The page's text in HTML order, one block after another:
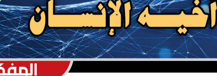
مصرع وإصابة المئات من مرتزقة العدو
السعودي وتدمير وإحراق عدد كبير من
معسكرات وتحشيدات العدو السعودي